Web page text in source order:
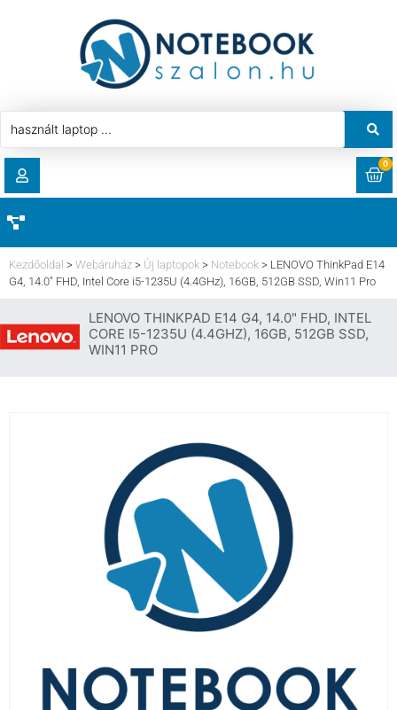
LETÖLTÉSEK
CÍMEK
0
HASZNÁLT LAPTOP
AKCIÓ
KOMPONENS
LAPTOP SZERVIZ
Kezdőoldal > Webáruház > Új laptopok > Notebook > LENOVO ThinkPad E14
G4, 14.0″ FHD, Intel Core i5-1235U (4.4GHz), 16GB, 512GB SSD, Win11 Pro
LENOVO THINKPAD E14 G4, 14.0" FHD, INTEL
CORE I5-1235U (4.4GHZ), 16GB, 512GB SSD,
WIN11 PRO